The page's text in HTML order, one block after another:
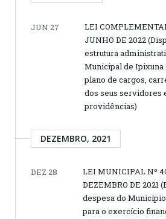
JUN 27
LEI
JUNHO DE 2022
estrutura
Municipal de Ipixuna
plano de cargos,
dos seus servidores
providências)
DEZEMBRO, 2021
DEZ 28
LEI MUNICIPAL Nº
DEZEMBRO DE 2021
despesa do
para o exercício